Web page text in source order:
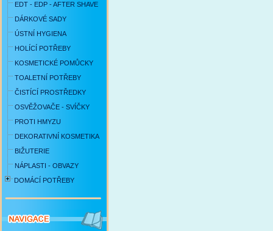
EDT - EDP - AFTER SHAVE
DÁRKOVÉ SADY
ÚSTNÍ HYGIENA
HOLÍCÍ POTŘEBY
KOSMETICKÉ POMŮCKY
TOALETNÍ POTŘEBY
ČISTÍCÍ PROSTŘEDKY
OSVĚŽOVAČE - SVÍČKY
PROTI HMYZU
DEKORATIVNÍ KOSMETIKA
BIŽUTERIE
NÁPLASTI - OBVAZY
DOMÁCÍ POTŘEBY